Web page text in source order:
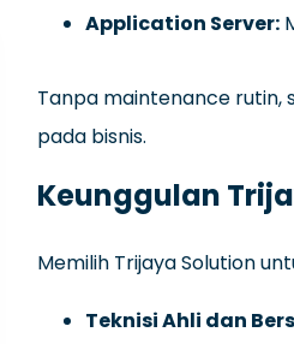
Application Server:
Tanpa maintenance rutin,
pada bisnis.
Keunggulan
Memilih Trijaya Solution
Teknisi Ahli dan